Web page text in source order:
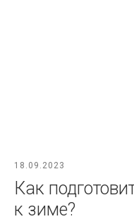
18.09.2023
Как
к зиме?